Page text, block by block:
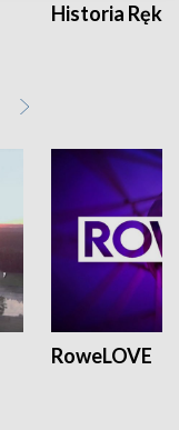
Historia Ręką
RoweLOVE